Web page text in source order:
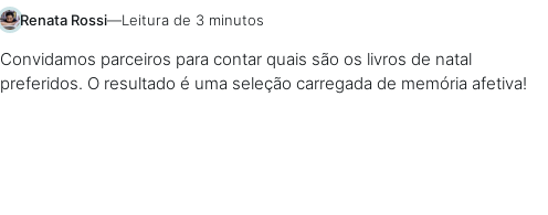
Renata Rossi—Leitura de 3 minutos
Convidamos parceiros para contar quais são os livros de natal
preferidos. O resultado é uma seleção carregada de memória afetiva!